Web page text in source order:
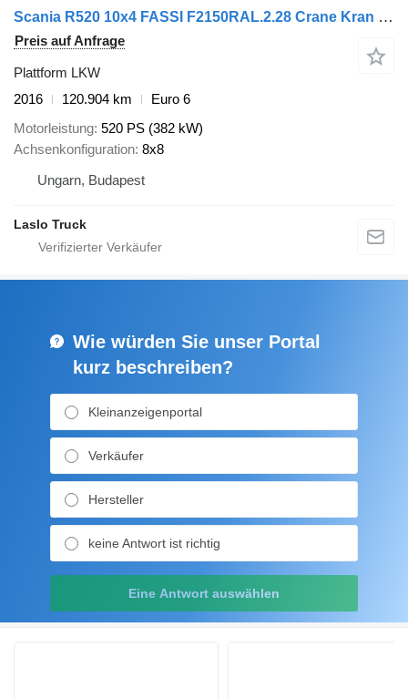
Scania R520 10x4 FASSI F2150RAL.2.28 Crane Kran Winch
Preis auf Anfrage
Plattform LKW
2016
120.904 km
Euro 6
Motorleistung 520 PS (382 kW)
Achsenkonfiguration 8x8
Ungarn, Budapest
Laslo Truck
Wie würden Sie unser Portal
kurz beschreiben?
Kleinanzeigenportal
Verkäufer
Hersteller
keine Antwort ist richtig
Eine Antwort auswählen